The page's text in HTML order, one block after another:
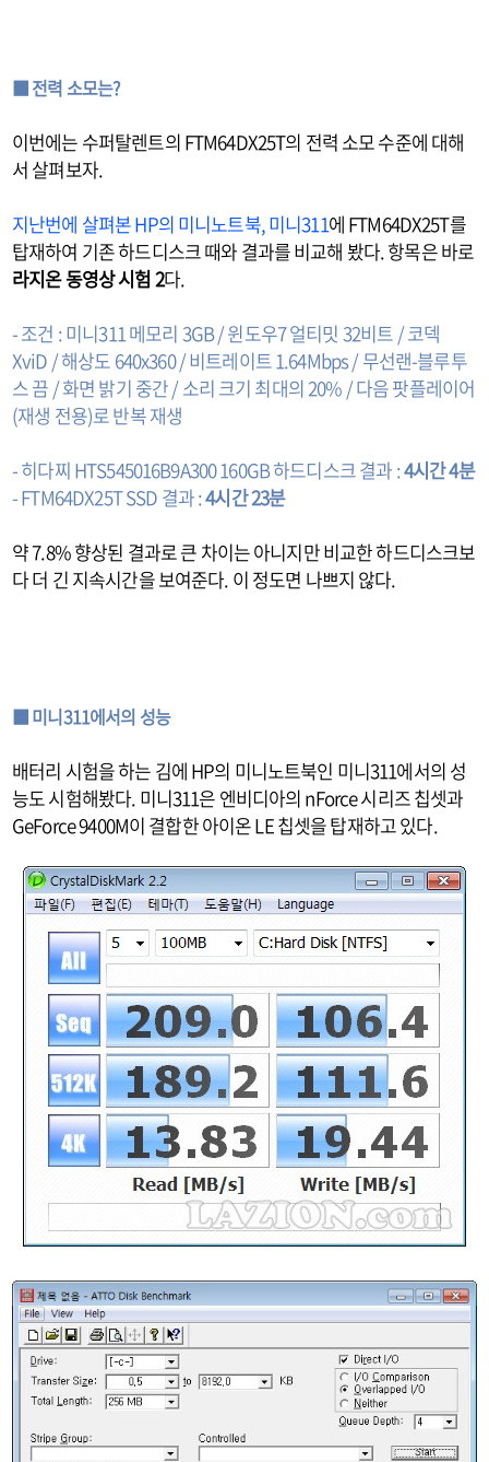
■ 전력 소모는?
이번에는 수퍼탈렌트의 FTM64DX25T의 전력 소모 수준에 대해
서 살펴보자.
지난번에 살펴본 HP의 미니노트북, 미니311에 FTM64DX25T를
탑재하여 기존 하드디스크 때와 결과를 비교해 봤다. 항목은 바로
라지온 동영상 시험 2다.
- 조건 : 미니311 메모리 3GB / 윈도우7 얼티밋 32비트 / 코덱
XviD / 해상도 640x360 / 비트레이트 1.64Mbps / 무선랜-블루투
스 끔 / 화면 밝기 중간 / 소리 크기 최대의 20% / 다음 팟플레이어
(재생 전용)로 반복 재생
- 히다찌 HTS545016B9A300 160GB 하드디스크 결과 :4시간 4분
- FTM64DX25T SSD 결과 :4시간 23분
약 7.8% 향상된 결과로 큰 차이는 아니지만 비교한 하드디스크보
다 더 긴 지속시간을 보여준다. 이 정도면 나쁘지 않다.
■ 미니311에서의 성능
배터리 시험을 하는 김에 HP의 미니노트북인 미니311에서의 성
능도 시험해봤다. 미니311은 엔비디아의 nForce 시리즈 칩셋과
GeForce 9400M이 결합한 아이온 LE 칩셋을 탑재하고 있다.